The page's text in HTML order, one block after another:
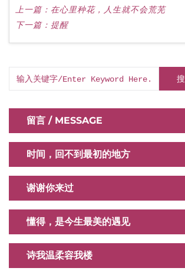
上一篇： 在心里种花，人生就不会荒芜
下一篇： 提醒
留言 / MESSAGE
时间，回不到最初的地方
谢谢你来过
懂得，是今生最美的遇见
诗我温柔容我楼